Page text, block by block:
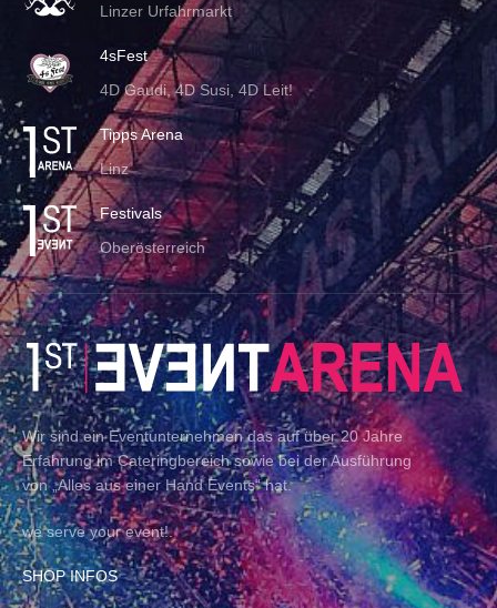
Linzer Urfahrmarkt
4sFest
4D Gaudi, 4D Susi, 4D Leit!
Tipps Arena
Linz
Festivals
Oberösterreich
Wir sind ein Eventunternehmen das auf über 20 Jahre
Erfahrung im Cateringbereich sowie bei der Ausführung
von „Alles aus einer Hand Events“ hat.
we serve your event!.
SHOP INFOS